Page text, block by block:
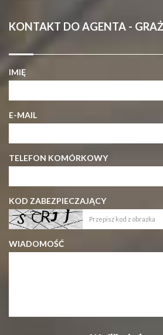
KONTAKT DO AGENTA -
IMIĘ
E-MAIL
TELEFON KOMÓRKOWY
KOD ZABEZPIECZAJĄCY
WIADOMOŚĆ